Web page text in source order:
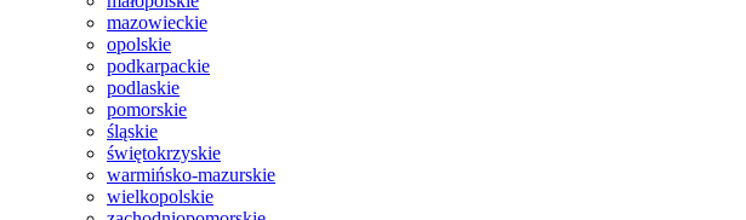
mazowieckie
opolskie
podkarpackie
podlaskie
pomorskie
śląskie
świętokrzyskie
warmińsko-mazurskie
wielkopolskie